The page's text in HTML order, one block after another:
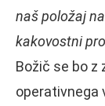
naš položaj
kakovostni
Božič se bo z
operativnega